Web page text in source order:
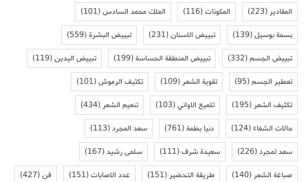
المقادير(223) المكونات(116) الملك محمد السادس(101)
بسمة بوسيل(139) تبييض الاسنان(231) تبييض البشرة(559)
تبييض الجسم(332) تبييض المنطقة الحساسة(199) تبييض اليدين(119)
تعطير الجسم(95) تقوية الشعر(109) تكثيف الرموش(101)
تكثيف الشعر(195) تلميع الاواني(103) تنعيم الشعر(434)
حالات الشفاء(124) دنيا بطمة(761) سعد المجرد(113)
سعد لمجرد(226) سعيدة شرف(111) سلمى رشيد(167)
صباغة الشعر(140) طريقة التحضير(151) عدد الاصابات(151) فن(427)